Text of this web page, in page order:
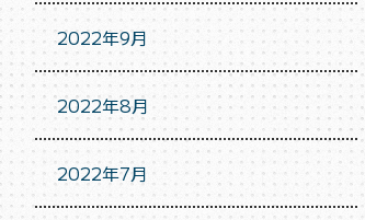
2022年9月
2022年8月
2022年7月